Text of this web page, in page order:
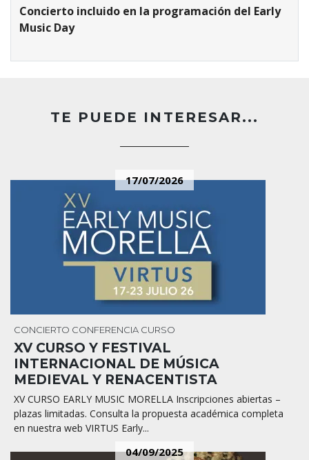
Concierto incluido en la programación del Early
Music Day
TE PUEDE INTERESAR...
17/07/2026
CONCIERTO CONFERENCIA CURSO
XV CURSO Y FESTIVAL
INTERNACIONAL DE MÚSICA
MEDIEVAL Y RENACENTISTA
XV CURSO EARLY MUSIC MORELLA Inscripciones abiertas –
plazas limitadas. Consulta la propuesta académica completa
en nuestra web VIRTUS Early...
04/09/2025